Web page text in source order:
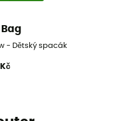
Bag
- Dětský spacák